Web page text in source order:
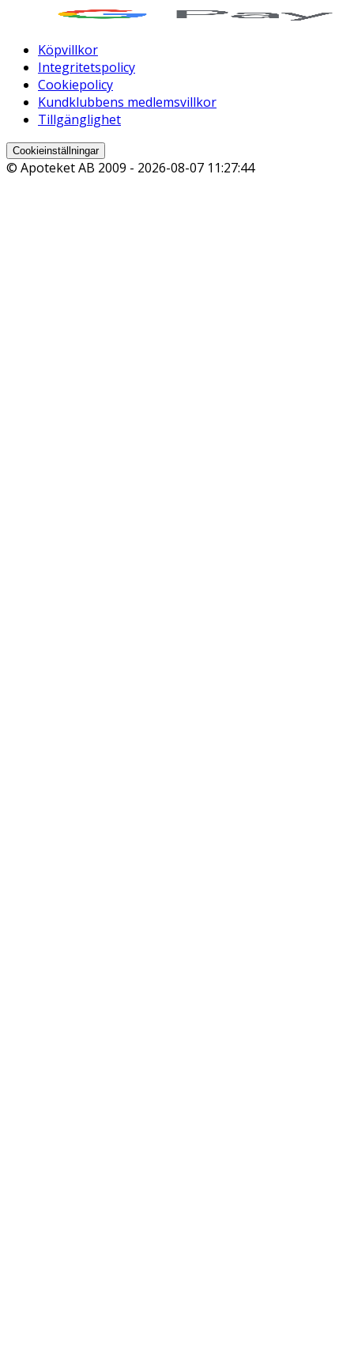
Köpvillkor
Integritetspolicy
Cookiepolicy
Kundklubbens medlemsvillkor
Tillgänglighet
Cookieinställningar
© Apoteket AB 2009 - 2026-08-07 11:27:44